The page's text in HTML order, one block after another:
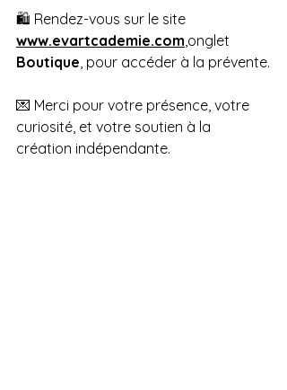
🛍️ Rendez-vous sur le site
www.evartcademie.com ,onglet
Boutique , pour accéder à la prévente.
💌 Merci pour votre présence, votre
curiosité, et votre soutien à la
création indépendante.